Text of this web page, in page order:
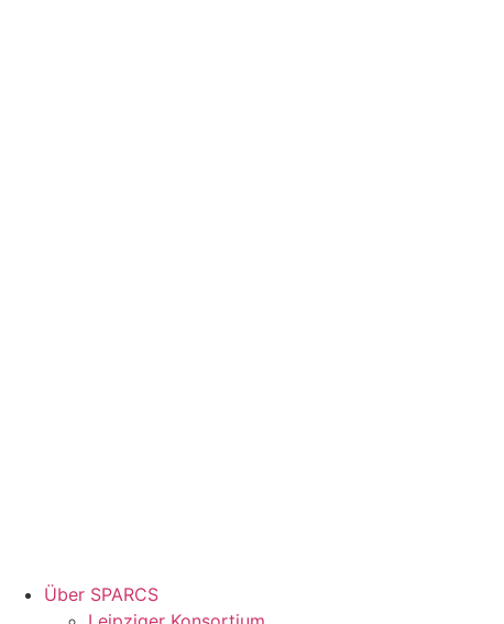
Über SPARCS